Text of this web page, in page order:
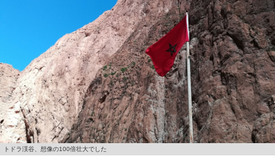
トドラ渓谷、想像の100倍壮大でした